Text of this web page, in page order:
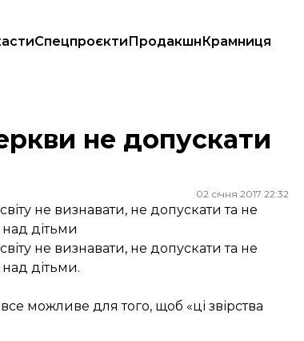
СпецпроєктиПродакшнКрамниця
не допускати
02 січня 2017 22:32
не визнавати, не допускати та не
дітьми
не визнавати, не допускати та не
дітьми.
можливе для того, щоб «ці звірства